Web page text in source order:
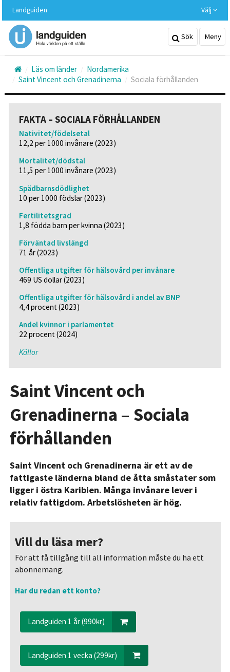
huvudinnehållet
Landguiden Välj
Sök Meny
Läs om länder
Nordamerika
Saint Vincent och Grenadinerna
Sociala förhållanden
FAKTA – SOCIALA FÖRHÅLLANDEN
Nativitet/födelsetal
12,2 per 1000 invånare (2023)
Mortalitet/dödstal
11,5 per 1000 invånare (2023)
Spädbarnsdödlighet
10 per 1000 födslar (2023)
Fertilitetsgrad
1,8 födda barn per kvinna (2023)
Förväntad livslängd
71 år (2023)
Offentliga utgifter för hälsovård per invånare
469 US dollar (2023)
Offentliga utgifter för hälsovård i andel av BNP
4,4 procent (2023)
Andel kvinnor i parlamentet
22 procent (2024)
Källor
Saint Vincent och
Grenadinerna – Sociala
förhållanden
Saint Vincent och Grenadinerna är ett av de
fattigaste länderna bland de åtta småstater som
ligger i östra Karibien. Många invånare lever i
relativ fattigdom. Arbetslösheten är hög.
Vill du läsa mer?
För att få tillgång till all information måste du ha ett
abonnemang.
Har du redan ett konto?
Landguiden 1 år (990kr)
Landguiden 1 vecka (299kr)